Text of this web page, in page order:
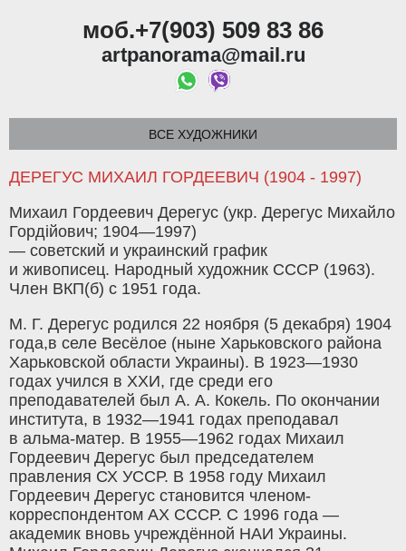
моб.+7(903) 509 83 86
artpanorama@mail.ru
ВСЕ ХУДОЖНИКИ
ДЕРЕГУС МИХАИЛ ГОРДЕЕВИЧ (1904 - 1997)
Михаил Гордеевич Дерегус (укр. Дерегус Михайло
Гордійович; 1904—1997)
— советский и украинский график
и живописец. Народный художник СССР (1963).
Член ВКП(б) с 1951 года.
М. Г. Дерегус родился 22 ноября (5 декабря) 1904
года,в селе Весёлое (ныне Харьковского района
Харьковской области Украины). В 1923—1930
годах учился в ХХИ, где среди его
преподавателей был А. А. Кокель. По окончании
института, в 1932—1941 годах преподавал
в альма-матер. В 1955—1962 годах Михаил
Гордеевич Дерегус был председателем
правления СХ УССР. В 1958 году Михаил
Гордеевич Дерегус становится членом-
корреспондентом АХ СССР. С 1996 года —
академик вновь учреждённой НАИ Украины.